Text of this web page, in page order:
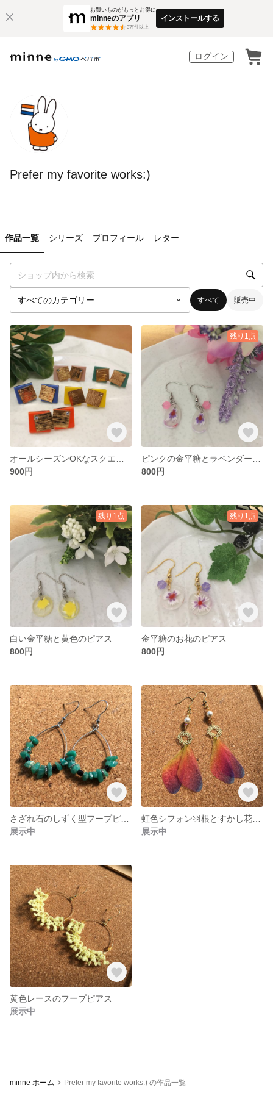
お買いものがもっとお得に
minneのアプリ
3万件以上
インストールする
ログイン
Prefer my favorite works:)
作品一覧 シリーズ プロフィール レター
すべて 販売中
900円
残り1点
800円
残り1点
白い金平糖と黄色のピアス
800円
残り1点
金平糖のお花のピアス
800円
展示中
展示中
黄色レースのフープピアス
展示中
minne ホーム Prefer my favorite works:) の作品一覧